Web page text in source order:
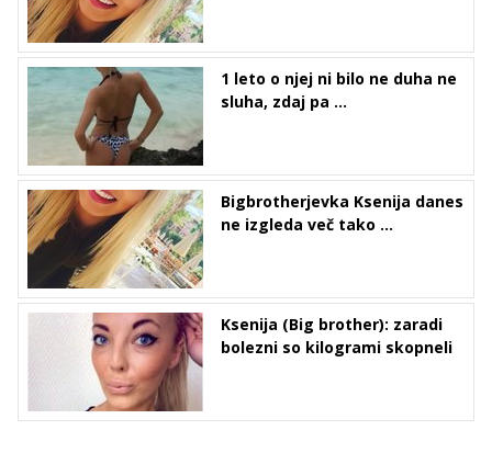
1 leto o njej ni bilo ne duha ne
sluha, zdaj pa ...
Bigbrotherjevka Ksenija danes
ne izgleda več tako ...
Ksenija (Big brother): zaradi
bolezni so kilogrami skopneli